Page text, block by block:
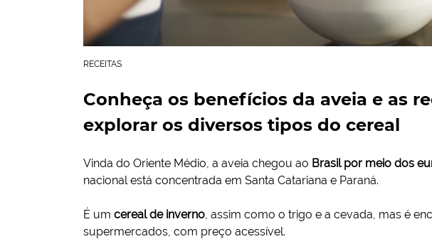
RECEITAS
Conheça os benefícios da aveia e as
explorar os diversos tipos do cereal
Vinda do Oriente Médio, a aveia chegou ao Brasil por meio dos
nacional está concentrada em Santa Catariana e Paraná.
É um cereal de inverno, assim como o trigo e a cevada, mas é
supermercados, com preço acessível.